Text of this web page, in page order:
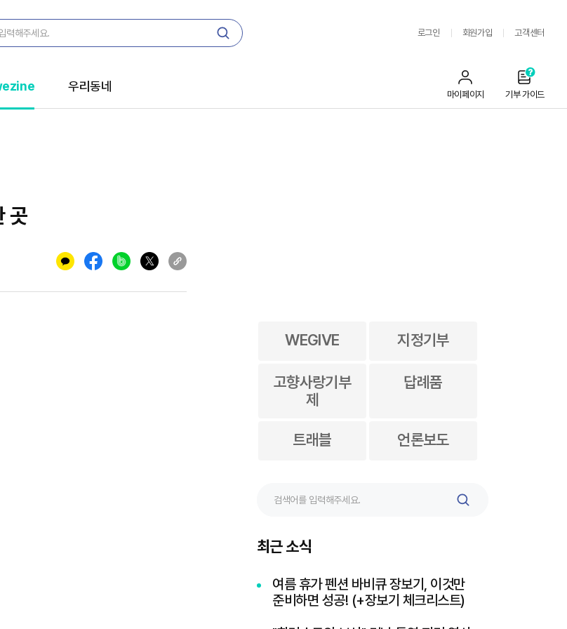
로그인 회원가입 고객센터
우리동네
마이페이지 기부 가이드
곳
WEGIVE 지정기부
고향사랑기부
제
답례품
트래블 언론보도
검
최근 소식
여름 휴가 펜션 바비큐 장보기, 이것만
준비하면 성공! (+장보기 체크리스트)